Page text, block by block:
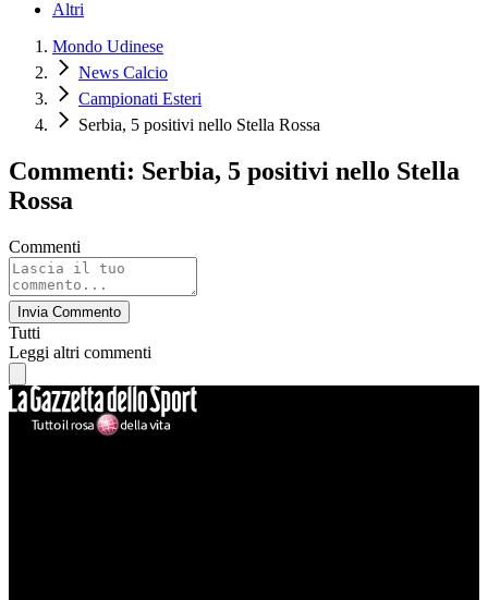
Altri
Mondo Udinese
News Calcio
Campionati Esteri
Serbia, 5 positivi nello Stella Rossa
Commenti: Serbia, 5 positivi nello Stella
Rossa
Commenti
Invia Commento
Tutti
Leggi altri commenti